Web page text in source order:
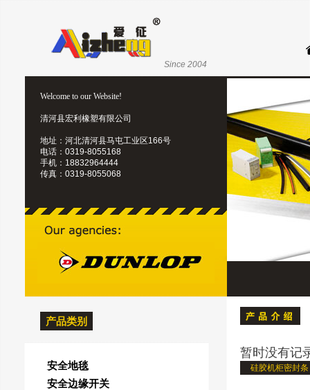
Since 2004
Welcome to our Website!
清河县宏利橡塑有限公司
地址：河北清河县马屯工业区166号
电话：0319-8055168
手机：18832964444
传真：0319-8055068
产品类别
安全地毯
安全边缘开关
暂时没有记
硅胶机柜密封条